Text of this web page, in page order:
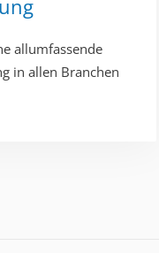
allumfassende
in allen Branchen